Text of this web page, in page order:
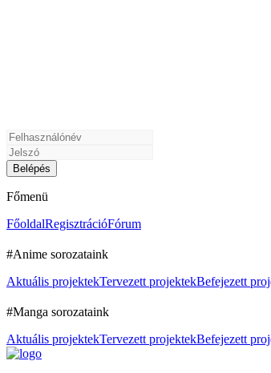
Főmenü
FőoldalRegisztrációFórum
#Anime sorozataink
Aktuális projektekTervezett projektekBefejezett
#Manga sorozataink
Aktuális projektekTervezett projektekBefejezett